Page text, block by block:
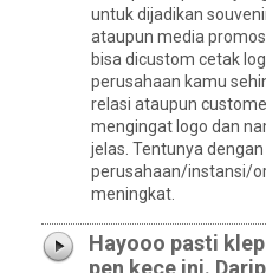
untuk dijadikan
ataupun media
bisa dicustom cetak
perusahaan kamu
relasi ataupun
mengingat logo dan
jelas. Tentunya
perusahaan/instansi/
meningkat.
Hayooo pasti
pen kece ini.